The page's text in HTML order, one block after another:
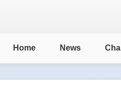
Home News